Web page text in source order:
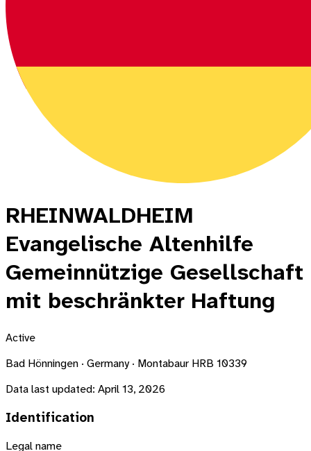
RHEINWALDHEIM
Evangelische Altenhilfe
Gemeinnützige Gesellschaft
mit beschränkter Haftung
Active
Bad Hönningen · Germany · Montabaur HRB 10339
Data last updated: April 13, 2026
Identification
Legal name